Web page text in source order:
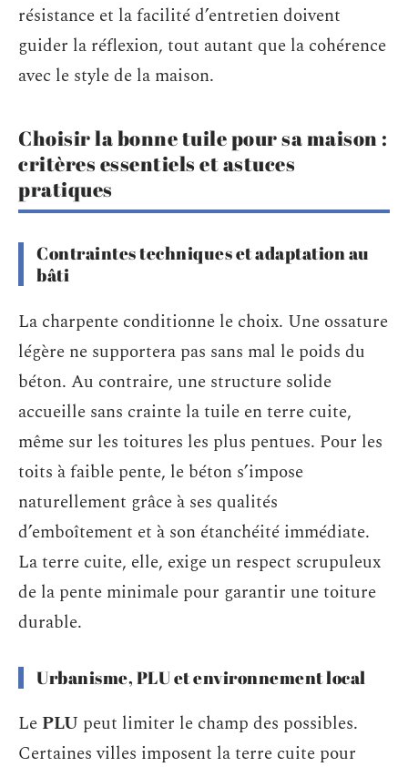
résistance et la facilité d’entretien doivent
guider la réflexion, tout autant que la cohérence
avec le style de la maison.
Choisir la bonne tuile pour sa maison :
critères essentiels et astuces
pratiques
Contraintes techniques et adaptation au
bâti
La charpente conditionne le choix. Une ossature
légère ne supportera pas sans mal le poids du
béton. Au contraire, une structure solide
accueille sans crainte la tuile en terre cuite,
même sur les toitures les plus pentues. Pour les
toits à faible pente, le béton s’impose
naturellement grâce à ses qualités
d’emboîtement et à son étanchéité immédiate.
La terre cuite, elle, exige un respect scrupuleux
de la pente minimale pour garantir une toiture
durable.
Urbanisme, PLU et environnement local
Le PLU peut limiter le champ des possibles.
Certaines villes imposent la terre cuite pour